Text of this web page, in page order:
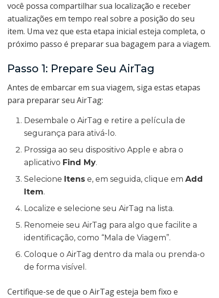
você possa compartilhar sua localização e receber
atualizações em tempo real sobre a posição do seu
item. Uma vez que esta etapa inicial esteja completa, o
próximo passo é preparar sua bagagem para a viagem.
Passo 1: Prepare Seu AirTag
Antes de embarcar em sua viagem, siga estas etapas
para preparar seu AirTag:
Desembale o AirTag e retire a película de
segurança para ativá-lo.
Prossiga ao seu dispositivo Apple e abra o
aplicativo Find My.
Selecione Itens e, em seguida, clique emAdd
Item.
Localize e selecione seu AirTag na lista.
Renomeie seu AirTag para algo que facilite a
identificação, como “Mala de Viagem”.
Coloque o AirTag dentro da mala ou prenda-o
de forma visível.
Certifique-se de que o AirTag esteja bem fixo e